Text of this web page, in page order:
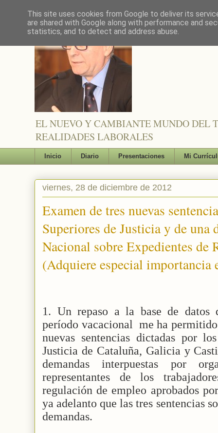
EL NUEVO Y CAMBIANTE MUNDO DEL
REALIDADES LABORALES
Inicio Diario Presentaciones Mi
viernes, 28 de diciembre de 2012
Examen de tres nuevas
Superiores de Justicia y de una
Nacional sobre Expedientes de
(Adquiere especial importancia
1. Un repaso a la base de datos
período vacacional me ha
nuevas sentencias dictadas por
Justicia de Cataluña, Galicia y
demandas interpuestas por
representantes de los
regulación de empleo aprobados
ya adelanto que las tres sentencias
demandas.
This site uses cookies from Google to deliver its
are shared with Google along with performance and
statistics, and to detect and address abuse.